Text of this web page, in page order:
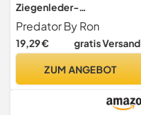
Ziegenleder-
Schweißhandschuhe Leder
Predator By Ron
19,29 € gratis Versand
ZUM ANGEBOT